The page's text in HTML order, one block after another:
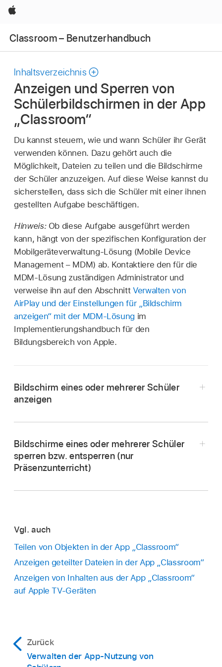
Apple
Classroom – Benutzerhandbuch
Inhaltsverzeichnis
Anzeigen und Sperren von
Schülerbildschirmen in der App
„Classroom“
Du kannst steuern, wie und wann Schüler ihr Gerät
verwenden können. Dazu gehört auch die
Möglichkeit, Dateien zu teilen und die Bildschirme
der Schüler anzuzeigen. Auf diese Weise kannst du
sicherstellen, dass sich die Schüler mit einer ihnen
gestellten Aufgabe beschäftigen.
Hinweis: Ob diese Aufgabe ausgeführt werden
kann, hängt von der spezifischen Konfiguration der
Mobilgeräteverwaltung-Lösung (Mobile Device
Management – MDM) ab. Kontaktiere den für die
MDM-Lösung zuständigen Administrator und
verweise ihn auf den Abschnitt Verwalten von
AirPlay und der Einstellungen für „Bildschirm
anzeigen“ mit der MDM-Lösung im
Implementierungshandbuch für den
Bildungsbereich von Apple.
Bildschirm eines oder mehrerer Schüler
anzeigen
dann eine Klasse.
Wähle den oder die Schüler aus, dessen bzw.
Seitenleiste aus.
Bildschirme eines oder mehrerer Schüler
sperren bzw. entsperren (nur
Präsenzunterricht)
Wähle in der App „Classroom“
die Option
dann eine Klasse.
Alle Schüler:Wähle „Alle Schüler“ in der
Vgl. auch
Teilen von Objekten in der App „Classroom“
Anzeigen geteilter Dateien in der App „Classroom“
Anzeigen von Inhalten aus der App „Classroom“
auf Apple TV-Geräten
Zurück
Verwalten der App-Nutzung von